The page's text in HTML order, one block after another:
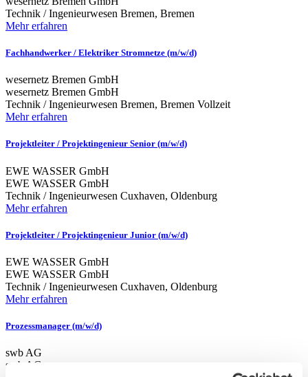
Technik / Ingenieurwesen Bremen, Bremen
Mehr erfahren
Fachhandwerker / Elektriker Stromnetze (m/w/d)
wesernetz Bremen GmbH
wesernetz Bremen GmbH
Technik / Ingenieurwesen Bremen, Bremen Vollzeit
Mehr erfahren
Projektleiter / Projektingenieur Senior (m/w/d)
EWE WASSER GmbH
EWE WASSER GmbH
Technik / Ingenieurwesen Cuxhaven, Oldenburg
Mehr erfahren
Projektleiter / Projektingenieur Junior (m/w/d)
EWE WASSER GmbH
EWE WASSER GmbH
Technik / Ingenieurwesen Cuxhaven, Oldenburg
Mehr erfahren
Prozessmanager (m/w/d)
swb AG
swb AG